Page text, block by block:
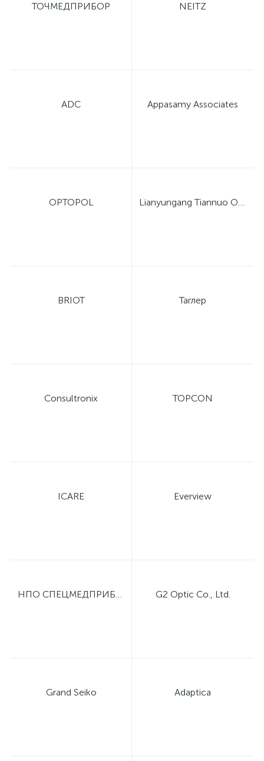
ТОЧМЕДПРИБОР NEITZ
ADC Appasamy Associates
OPTOPOL Lianyungang Tiannuo Optical Instrument Co., Ltd.
BRIOT Таглер
Consultronix TOPCON
ICARE Everview
НПО СПЕЦМЕДПРИБОР G2 Optic Co., Ltd.
Grand Seiko Adaptica